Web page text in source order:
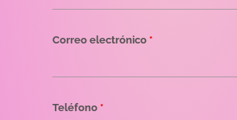
Correo electrónico *
Teléfono *